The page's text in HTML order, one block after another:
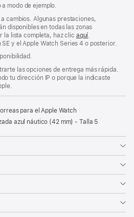
a modo de ejemplo.
cambios. Algunas prestaciones,
disponibles en todas las zonas
la lista completa, haz clic aquí
y el Apple Watch Series 4 o posterior.
las opciones de entrega más rápida.
tu dirección IP o porque la indicaste
para el Apple Watch
azul náutico (42 mm) - Talla 5